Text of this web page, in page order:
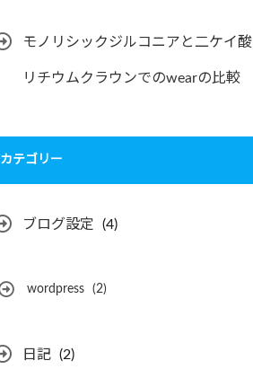
モノリシックジルコニアと二ケイ酸
リチウムクラウンでのwearの比較
カテゴリー
ブログ設定 (4)
wordpress (2)
日記 (2)